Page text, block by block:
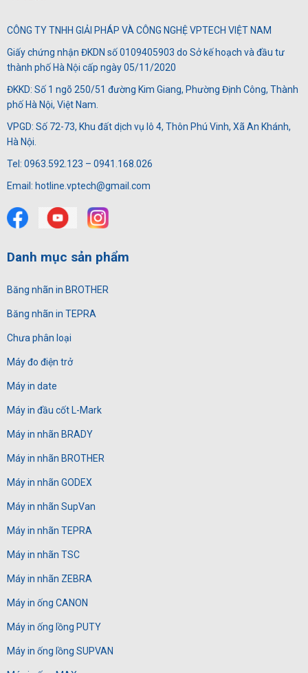
CÔNG TY TNHH GIẢI PHÁP VÀ CÔNG NGHỆ VPTECH VIỆT NAM
Giấy chứng nhận ĐKDN số 0109405903 do Sở kế hoạch và đầu tư
thành phố Hà Nội cấp ngày 05/11/2020
ĐKKD: Số 1 ngõ 250/51 đường Kim Giang, Phường Định Công, Thành
phố Hà Nội, Việt Nam.
VPGD: Số 72-73, Khu đất dịch vụ lô 4, Thôn Phú Vinh, Xã An Khánh,
Hà Nội.
Tel: 0963.592.123 – 0941.168.026
Email: hotline.vptech@gmail.com
Danh mục sản phẩm
Băng nhãn in BROTHER
Băng nhãn in TEPRA
Chưa phân loại
Máy đo điện trở
Máy in date
Máy in đầu cốt L-Mark
Máy in nhãn BRADY
Máy in nhãn BROTHER
Máy in nhãn GODEX
Máy in nhãn SupVan
Máy in nhãn TEPRA
Máy in nhãn TSC
Máy in nhãn ZEBRA
Máy in ống CANON
Máy in ống lồng PUTY
Máy in ống lồng SUPVAN